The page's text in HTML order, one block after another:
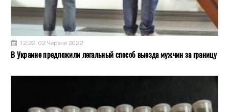
12:22, 02 Червня 2022
В Украине предложили легальный способ выезда мужчин за границу